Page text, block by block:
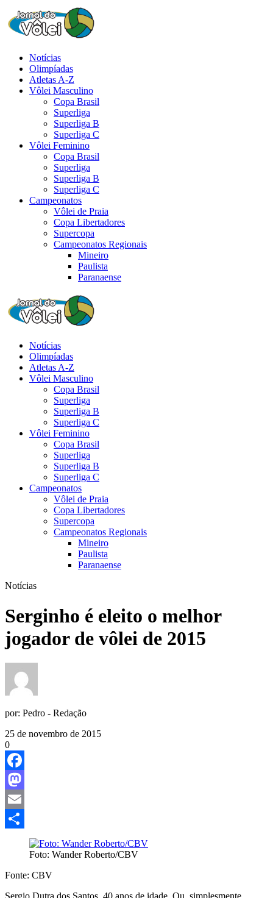
Notícias
Olimpíadas
Atletas A-Z
Vôlei Masculino
Copa Brasil
Superliga
Superliga B
Superliga C
Vôlei Feminino
Copa Brasil
Superliga
Superliga B
Superliga C
Campeonatos
Vôlei de Praia
Copa Libertadores
Supercopa
Campeonatos Regionais
Mineiro
Paulista
Paranaense
Notícias
Olimpíadas
Atletas A-Z
Vôlei Masculino
Copa Brasil
Superliga
Superliga B
Superliga C
Vôlei Feminino
Copa Brasil
Superliga
Superliga B
Superliga C
Campeonatos
Vôlei de Praia
Copa Libertadores
Supercopa
Campeonatos Regionais
Mineiro
Paulista
Paranaense
Notícias
Serginho é eleito o melhor
jogador de vôlei de 2015
por: Pedro - Redação
25 de novembro de 2015
0
Facebook
Mastodon
Email
Foto: Wander Roberto/CBV
Fonte: CBV